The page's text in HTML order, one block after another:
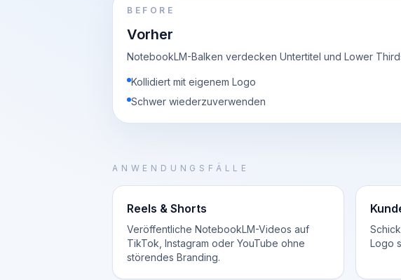
BEFORE
Vorher
NotebookLM-Balken verdecken Untertitel und Lower
Kollidiert mit eigenem Logo
Schwer wiederzuverwenden
ANWENDUNGSFÄLLE
Reels & Shorts
Veröffentliche NotebookLM-Videos auf
TikTok, Instagram oder YouTube ohne
störendes Branding.
Logo